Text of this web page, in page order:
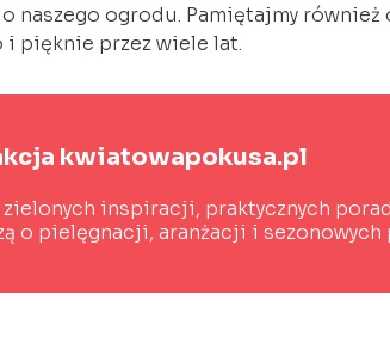
naszego ogrodu. Pamiętajmy również
pięknie przez wiele lat.
kwiatowapokusa.pl
zielonych inspiracji, praktycznych
o pielęgnacji, aranżacji i